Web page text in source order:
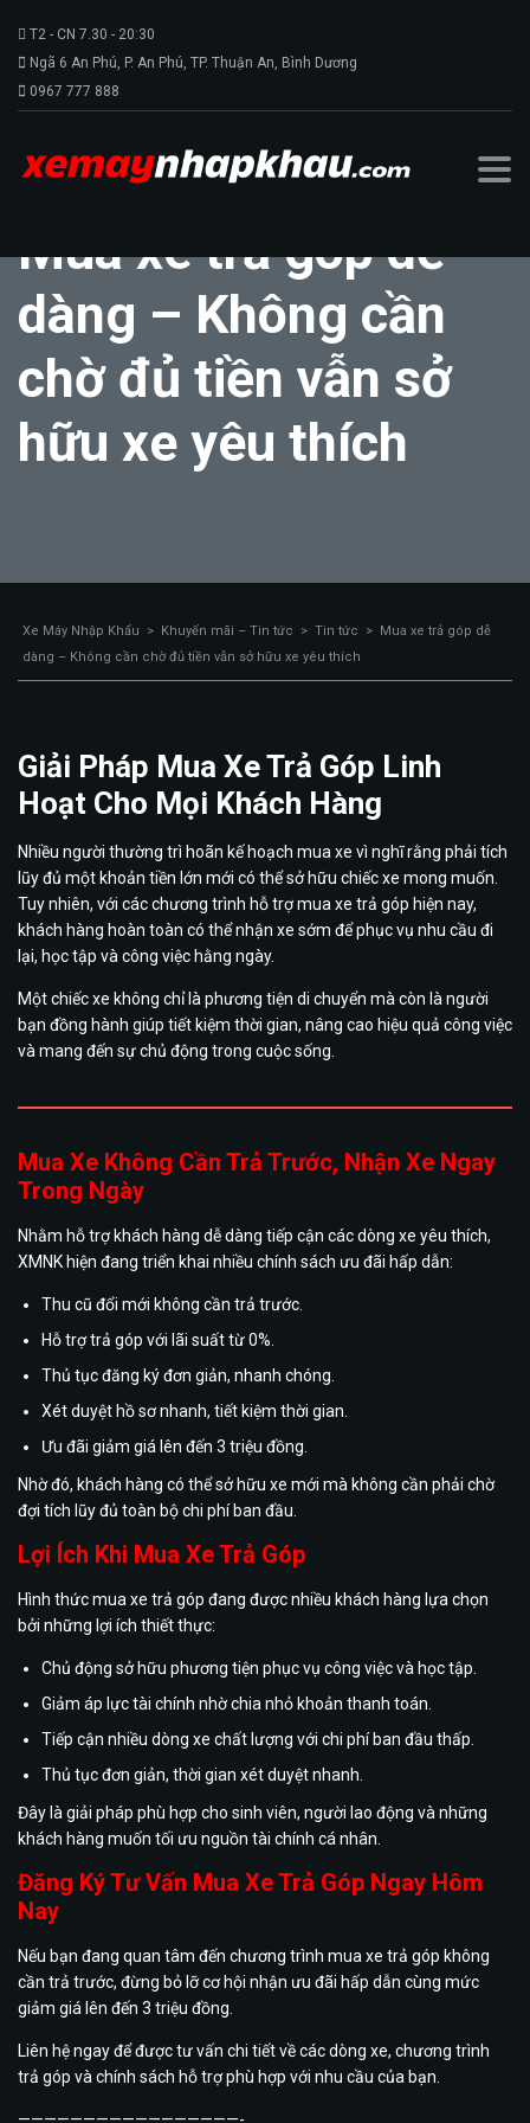
T2 - CN 7.30 - 20:30
Ngã 6 An Phú, P. An Phú, TP. Thuận An, Bình Dương
0967 777 888
Mua xe trả góp dễ
dàng – Không cần
chờ đủ tiền vẫn sở
hữu xe yêu thích
Xe Máy Nhập Khẩu > Khuyến mãi – Tin tức > Tin tức > Mua xe trả góp dễ
dàng – Không cần chờ đủ tiền vẫn sở hữu xe yêu thích
Giải Pháp Mua Xe Trả Góp Linh
Hoạt Cho Mọi Khách Hàng
Nhiều người thường trì hoãn kế hoạch mua xe vì nghĩ rằng phải tích
lũy đủ một khoản tiền lớn mới có thể sở hữu chiếc xe mong muốn.
Tuy nhiên, với các chương trình hỗ trợ mua xe trả góp hiện nay,
khách hàng hoàn toàn có thể nhận xe sớm để phục vụ nhu cầu đi
lại, học tập và công việc hằng ngày.
Một chiếc xe không chỉ là phương tiện di chuyển mà còn là người
bạn đồng hành giúp tiết kiệm thời gian, nâng cao hiệu quả công việc
và mang đến sự chủ động trong cuộc sống.
Mua Xe Không Cần Trả Trước, Nhận Xe Ngay
Trong Ngày
Nhằm hỗ trợ khách hàng dễ dàng tiếp cận các dòng xe yêu thích,
XMNK hiện đang triển khai nhiều chính sách ưu đãi hấp dẫn:
Thu cũ đổi mới không cần trả trước.
Hỗ trợ trả góp với lãi suất từ 0%.
Thủ tục đăng ký đơn giản, nhanh chóng.
Xét duyệt hồ sơ nhanh, tiết kiệm thời gian.
Ưu đãi giảm giá lên đến 3 triệu đồng.
Nhờ đó, khách hàng có thể sở hữu xe mới mà không cần phải chờ
đợi tích lũy đủ toàn bộ chi phí ban đầu.
Lợi Ích Khi Mua Xe Trả Góp
Hình thức mua xe trả góp đang được nhiều khách hàng lựa chọn
bởi những lợi ích thiết thực:
Chủ động sở hữu phương tiện phục vụ công việc và học tập.
Giảm áp lực tài chính nhờ chia nhỏ khoản thanh toán.
Tiếp cận nhiều dòng xe chất lượng với chi phí ban đầu thấp.
Thủ tục đơn giản, thời gian xét duyệt nhanh.
Đây là giải pháp phù hợp cho sinh viên, người lao động và những
khách hàng muốn tối ưu nguồn tài chính cá nhân.
Đăng Ký Tư Vấn Mua Xe Trả Góp Ngay Hôm
Nay
Nếu bạn đang quan tâm đến chương trình mua xe trả góp không
cần trả trước, đừng bỏ lỡ cơ hội nhận ưu đãi hấp dẫn cùng mức
giảm giá lên đến 3 triệu đồng.
Liên hệ ngay để được tư vấn chi tiết về các dòng xe, chương trình
trả góp và chính sách hỗ trợ phù hợp với nhu cầu của bạn.